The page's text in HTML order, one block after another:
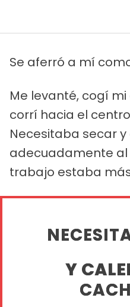
Se aferró a mí
Me levanté, cogí
corrí hacia el
Necesitaba secar
adecuadamente al
trabajo estaba
Y